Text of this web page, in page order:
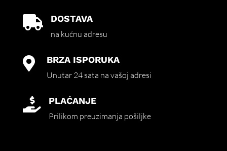
 DOSTAVA
na kućnu adresu
 BRZA ISPORUKA
Unutar 24 sata na vašoj adresi
 PLAĆANJE
Prilikom preuzimanja pošiljke